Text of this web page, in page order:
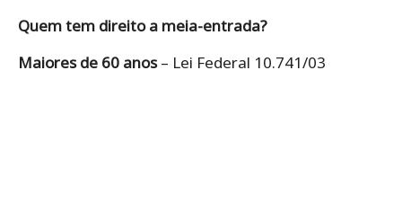
Quem tem direito a meia-entrada?
Maiores de 60 anos– Lei Federal 10.741/03